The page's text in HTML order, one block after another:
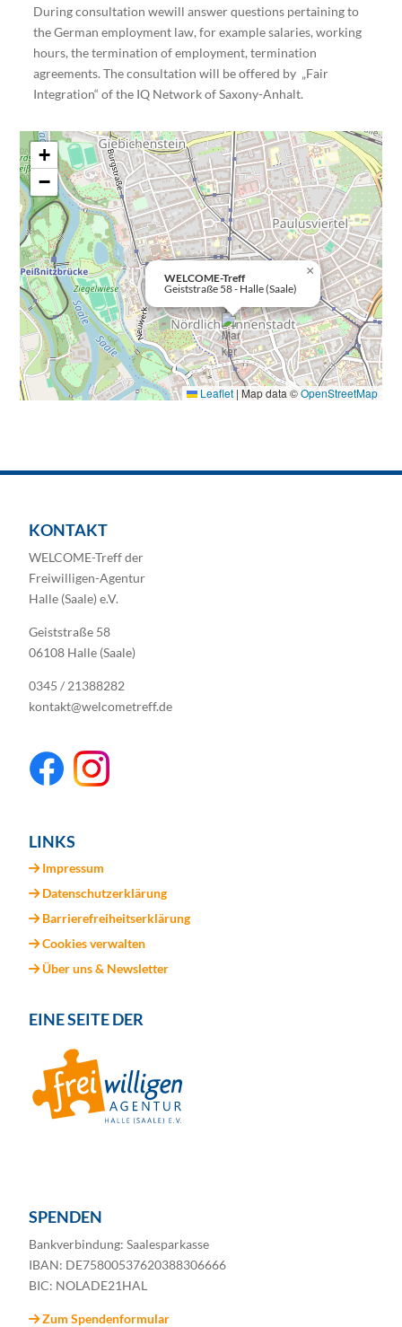
During consultation wewill answer questions pertaining to
the German employment law, for example salaries, working
hours, the termination of employment, termination
agreements. The consultation will be offered by „Fair
Integration“ of the IQ Network of Saxony-Anhalt.
WELCOME-Treff
Geiststraße 58 - Halle (Saale)
×
+
−
Leaflet | Map data ©OpenStreetMap
KONTAKT
WELCOME-Treff der
Freiwilligen-Agentur
Halle (Saale) e.V.
Geiststraße 58
06108 Halle (Saale)
0345 / 21388282
kontakt@welcometreff.de
LINKS
Impressum
Datenschutzerklärung
Barrierefreiheitserklärung
Cookies verwalten
Über uns & Newsletter
EINE SEITE DER
SPENDEN
Bankverbindung: Saalesparkasse
IBAN: DE75800537620388306666
BIC: NOLADE21HAL
Zum Spendenformular